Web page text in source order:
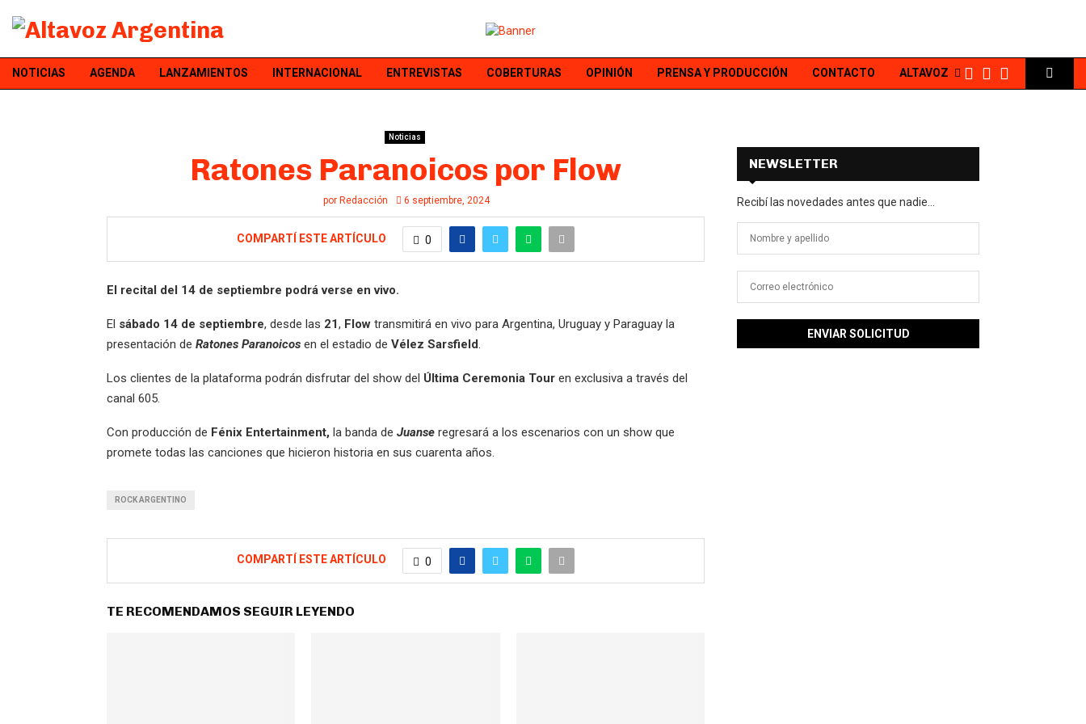
NOTICIAS AGENDA LANZAMIENTOS INTERNACIONAL ENTREVISTAS COBERTURAS OPINIÓN PRENSA Y PRODUCCIÓN CONTACTO ALTAVOZ
Noticias
Ratones Paranoicos por Flow
por Redacción 6 septiembre, 2024
COMPARTÍ ESTE ARTÍCULO 0
El recital del 14 de septiembre podrá verse en vivo.
El sábado 14 de septiembre, desde las 21, Flow transmitirá en vivo para Argentina, Uruguay y Paraguay la
presentación de Ratones Paranoicos en el estadio de Vélez Sarsfield
Los clientes de la plataforma podrán disfrutar del show del Última Ceremonia Tour en exclusiva a través del
canal 605.
Con producción de Fénix Entertainment, la banda de Juanse regresará a los escenarios con un show que
promete todas las canciones que hicieron historia en sus cuarenta años.
ROCK ARGENTINO
COMPARTÍ ESTE ARTÍCULO 0
TE RECOMENDAMOS SEGUIR LEYENDO
NEWSLETTER
Recibí las novedades antes que nadie...